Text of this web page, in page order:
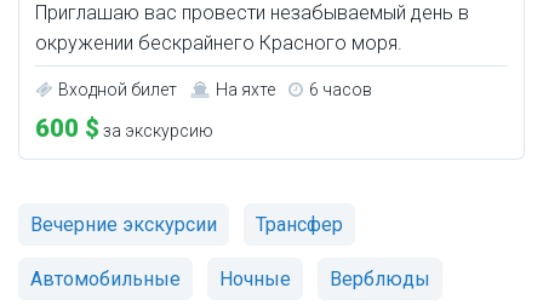
Приглашаю вас провести незабываемый день в
окружении бескрайнего Красного моря.
Входной билет На яхте 6 часов
600 $ за экскурсию
Вечерние экскурсии Трансфер
Автомобильные Ночные Верблюды